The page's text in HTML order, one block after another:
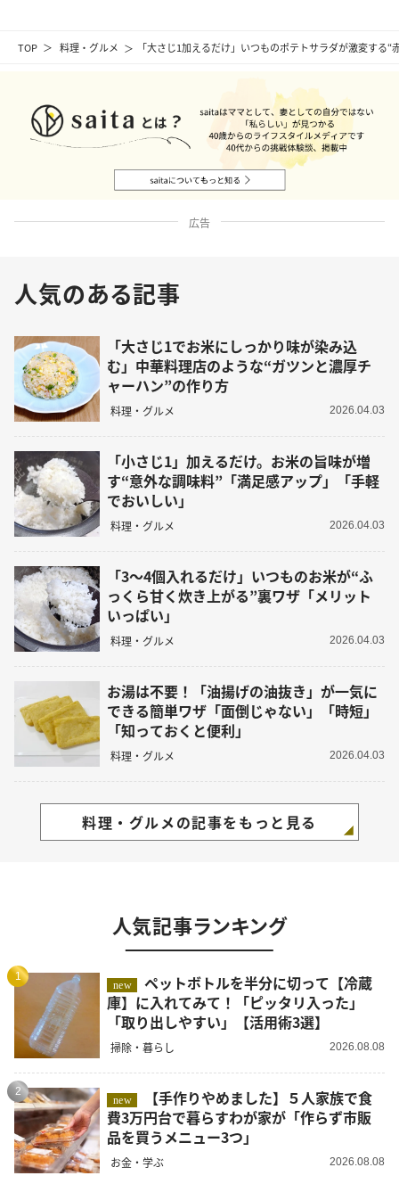
TOP 料理・グルメ 「大さじ1加えるだけ」いつものポテトサラダが激変する
広告
人気のある記事
「大さじ1でお米にしっかり味が染み込
む」中華料理店のような“ガツンと濃厚チ
ャーハン”の作り方
料理・グルメ 2026.04.03
「小さじ1」加えるだけ。お米の旨味が増
す“意外な調味料”「満足感アップ」「手軽
でおいしい」
料理・グルメ 2026.04.03
「3～4個入れるだけ」いつものお米が“ふ
っくら甘く炊き上がる”裏ワザ「メリット
いっぱい」
料理・グルメ 2026.04.03
お湯は不要！「油揚げの油抜き」が一気に
できる簡単ワザ「面倒じゃない」「時短」
「知っておくと便利」
料理・グルメ 2026.04.03
料理・グルメの記事をもっと見る
人気記事ランキング
1
new
ペットボトルを半分に切って【冷蔵
庫】に入れてみて！「ピッタリ入った」
「取り出しやすい」【活用術3選】
掃除・暮らし 2026.08.08
2
new
費3万円台で暮らすわが家が「作らず市販
品を買うメニュー3つ」
お金・学ぶ 2026.08.08